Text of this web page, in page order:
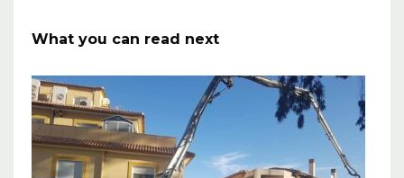
What you can read next